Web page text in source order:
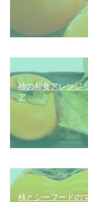
柿の和食アレンジ
ア
柿とシーフードの